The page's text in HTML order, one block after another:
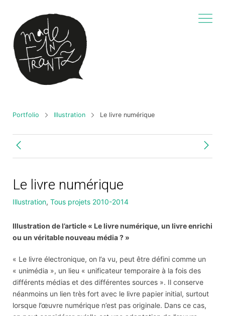
Portfolio Illustration Le livre numérique
Le livre numérique
Illustration, Tous projets 2010-2014
Illustration de l’article « Le livre numérique, un livre enrichi
ou un véritable nouveau média ? »
« Le livre électronique, on l’a vu, peut être défini comme un
« unimédia », un lieu « unificateur temporaire à la fois des
différents médias et des différentes sources ». Il conserve
néanmoins un lien très fort avec le livre papier initial, surtout
lorsque l’œuvre numérique n’est pas originale. Dans ce cas,